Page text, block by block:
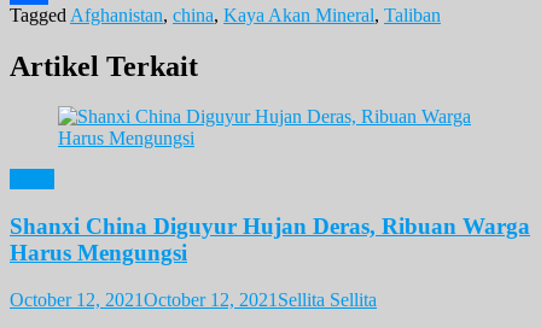
Share
Tagged Afghanistan, china, Kaya Akan Mineral, Taliban
Artikel Terkait
Shanxi China Diguyur Hujan Deras, Ribuan Warga
Harus Mengungsi
October 12, 2021October 12, 2021 Sellita Sellita